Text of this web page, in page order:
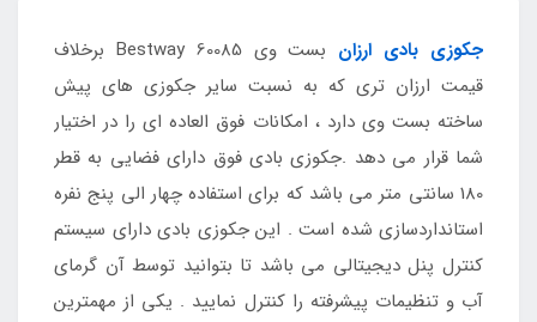
جکوزی بادی ارزان
بست وی Bestway 60085 برخلاف
قیمت ارزان تری که به نسبت سایر جکوزی های پیش
ساخته بست وی دارد ، امکانات فوق العاده ای را در اختیار
شما قرار می دهد .جکوزی بادی فوق دارای فضایی به قطر
180 سانتی متر می باشد که برای استفاده چهار الی پنج نفره
استانداردسازی شده است . این جکوزی بادی دارای سیستم
کنترل پنل دیجیتالی می باشد تا بتوانید توسط آن گرمای
آب و تنظیمات پیشرفته را کنترل نمایید . یکی از مهمترین